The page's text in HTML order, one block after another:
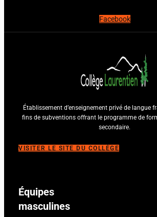
Facebook
Établissement d’enseignement privé de langue
fins de subventions offrant le programme de
secondaire.
VISITER LE SITE DU COLLÈGE
Équipes
masculines